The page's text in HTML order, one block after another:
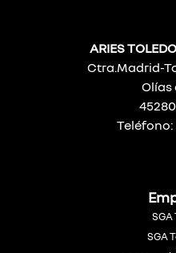
ARIES
Ctra.Madrid-
Olías
Teléfono:
SGA
SGA